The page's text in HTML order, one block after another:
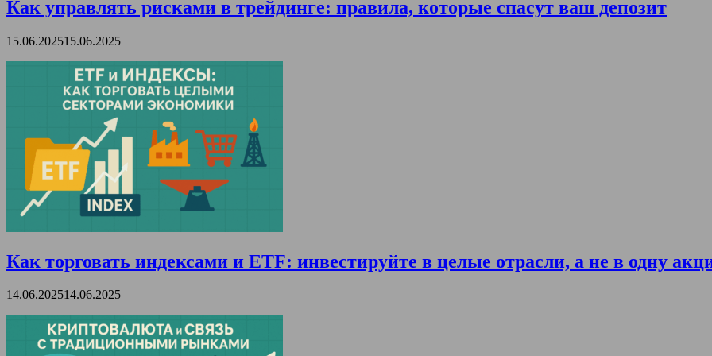
Как управлять рисками в трейдинге: правила, которые спасут ваш депозит
15.06.202515.06.2025
Как торговать индексами и ETF: инвестируйте в целые отрасли, а не в одну
14.06.202514.06.2025